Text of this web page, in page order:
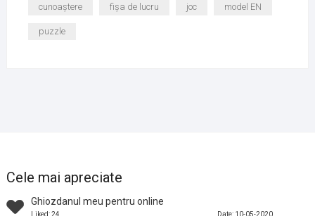
cunoaștere fișa de lucru joc model EN
puzzle
Cele mai apreciate
Ghiozdanul meu pentru online
Liked: 24 Date: 10-05-2020